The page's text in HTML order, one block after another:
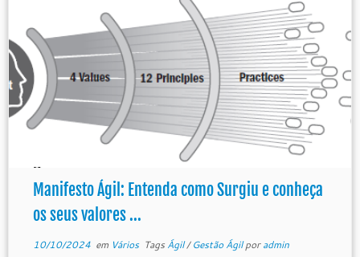
Manifesto Ágil: Entenda como Surgiu e conheça
os seus valores ...
10/10/2024em Vários Tags Ágil/Gestão Ágilporadmin